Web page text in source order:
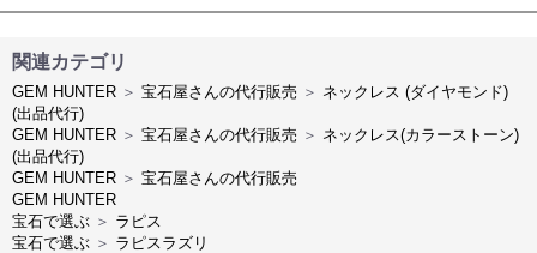
関連カテゴリ
GEM HUNTER ＞ 宝石屋さんの代行販売 ＞ ネックレス (ダイヤモンド)
(出品代行)
GEM HUNTER ＞ 宝石屋さんの代行販売 ＞ ネックレス(カラーストーン)
(出品代行)
GEM HUNTER ＞ 宝石屋さんの代行販売
GEM HUNTER
宝石で選ぶ ＞ ラピス
宝石で選ぶ ＞ ラピスラズリ